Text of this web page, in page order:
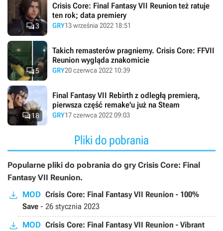
3
Crisis Core: Final Fantasy VII Reunion też ratuje
ten rok; data premiery
GRY13 września 2022 18:51
5
Takich remasterów pragniemy. Crisis Core: FFVII
Reunion wygląda znakomicie
GRY20 czerwca 2022 10:39
18
Final Fantasy VII Rebirth z odległą premierą,
pierwsza część remake'u już na Steam
GRY17 czerwca 2022 09:03
Pliki do pobrania
Popularne pliki do pobrania do gry Crisis Core: Final
Fantasy VII Reunion.
MOD Crisis Core: Final Fantasy VII Reunion - 100%
Save - 26 stycznia 2023
MOD Crisis Core: Final Fantasy VII Reunion - Vibrant